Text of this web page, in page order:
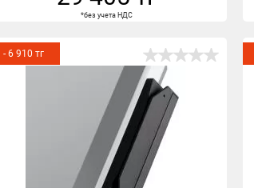
*без учета НДС
- 6 910 тг